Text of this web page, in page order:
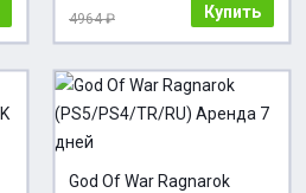
4964 ₽
Купить
God Of War Ragnarok